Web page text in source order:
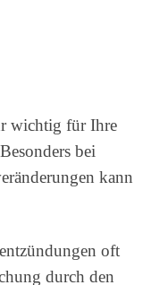
wichtig für Ihre
bei
kann
oft
durch den